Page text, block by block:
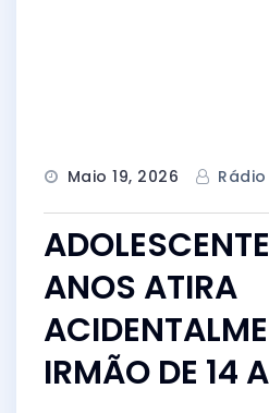
Maio 19, 2026
ANOS ATIRA
IRMÃO DE 14